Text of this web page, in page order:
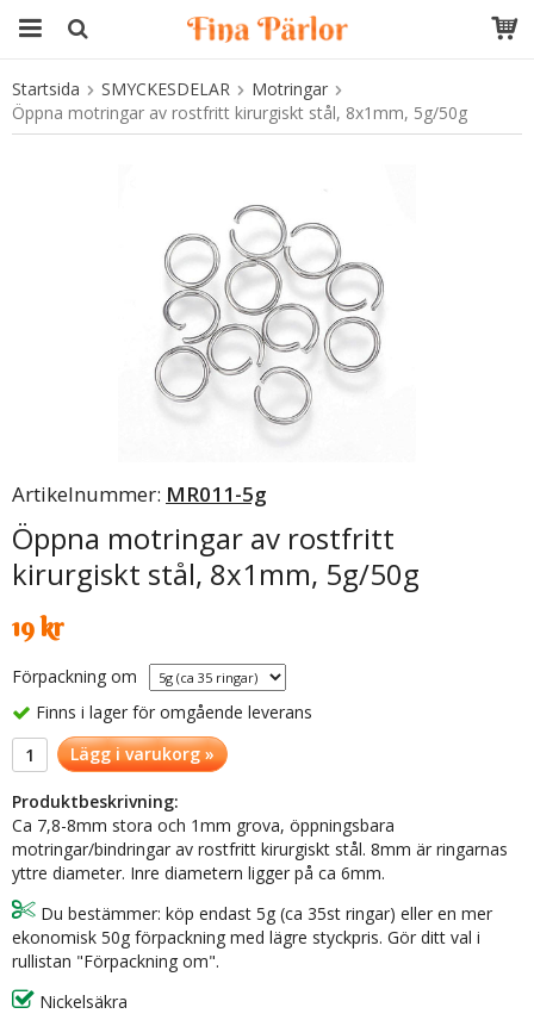
Produkten har blivit tillagd i varukorgen
Startsida SMYCKESDELAR
Motringar
Öppna motringar av rostfritt kirurgiskt stål, 8x1mm, 5g/50g
Artikelnummer: MR011-5g
Öppna motringar av rostfritt
kirurgiskt stål, 8x1mm, 5g/50g
19 kr
Förpackning om
Finns i lager för omgående leverans
Lägg i varukorg »
Produktbeskrivning:
Ca 7,8-8mm stora och 1mm grova, öppningsbara
motringar/bindringar av rostfritt kirurgiskt stål. 8mm är ringarnas
yttre diameter. Inre diametern ligger på ca 6mm.
Du bestämmer: köp endast 5g (ca 35st ringar) eller en mer
ekonomisk 50g förpackning med lägre styckpris. Gör ditt val i
rullistan "Förpackning om".
Nickelsäkra